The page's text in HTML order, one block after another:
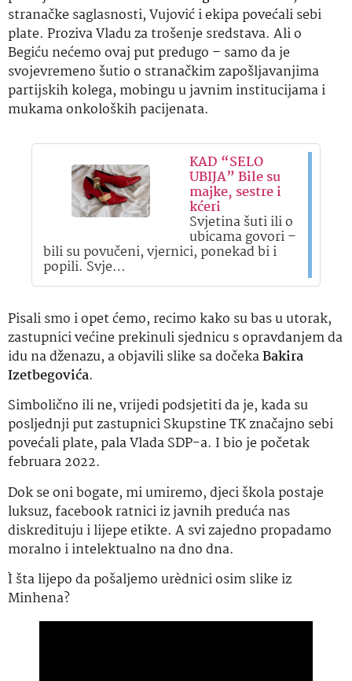
stranačke saglasnosti, Vujović i ekipa povećali sebi
plate. Proziva Vladu za trošenje sredstava. Ali o
Begiću nećemo ovaj put predugo – samo da je
svojevremeno šutio o stranačkim zapošljavanjima
partijskih kolega, mobingu u javnim institucijama i
mukama onkoloških pacijenata.
KAD “SELO
UBIJA” Bile su
majke, sestre i
kćeri
Svjetina šuti ili o
ubicama govori –
bili su povučeni, vjernici, ponekad bi i
popili. Svje…
Pisali smo i opet ćemo, recimo kako su bas u utorak,
zastupnici većine prekinuli sjednicu s opravdanjem da
idu na dženazu, a objavili slike sa dočekaBakira
Izetbegovića.
Simbolično ili ne, vrijedi podsjetiti da je, kada su
posljednji put zastupnici Skupstine TK značajno sebi
povećali plate, pala Vlada SDP-a. I bio je početak
februara 2022.
Dok se oni bogate, mi umiremo, djeci škola postaje
luksuz, facebook ratnici iz javnih preduća nas
diskredituju i lijepe etikte. A svi zajedno propadamo
moralno i intelektualno na dno dna.
Ì šta lijepo da pošaljemo urèdnici osim slike iz
Minhena?